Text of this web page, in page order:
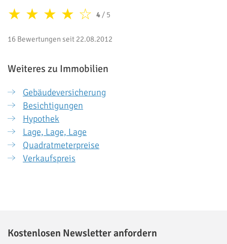
☆
★
★
★
★ 4/ 5
16 Bewertungen seit 22.08.2012
Weiteres zu Immobilien
Gebäudeversicherung
Besichtigungen
Hypothek
Lage, Lage, Lage
Quadratmeterpreise
Verkaufspreis
Kostenlosen Newsletter anfordern